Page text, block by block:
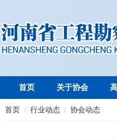
首页 关于协会
首页 行业动态 协会动态